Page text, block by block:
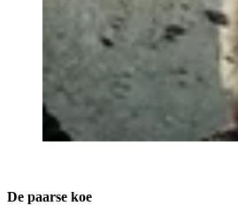
De paarse koe